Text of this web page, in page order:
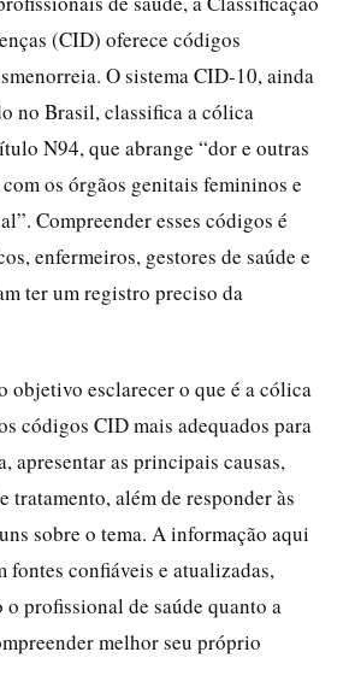
(CID) oferece códigos
O sistema CID-10, ainda
no Brasil, classifica a cólica
N94, que abrange “dor e outras
os órgãos genitais femininos e
Compreender esses códigos é
enfermeiros, gestores de saúde e
ter um registro preciso da
objetivo esclarecer o que é a cólica
códigos CID mais adequados para
apresentar as principais causas,
tratamento, além de responder às
sobre o tema. A informação aqui
fontes confiáveis e atualizadas,
profissional de saúde quanto a
melhor seu próprio